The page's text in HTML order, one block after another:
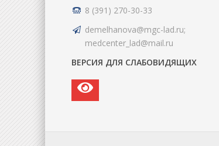
8 (391) 270-30-33
demelhanova@mgc-lad.ru;
medcenter_lad@mail.ru
ВЕРСИЯ ДЛЯ СЛАБОВИДЯЩИХ